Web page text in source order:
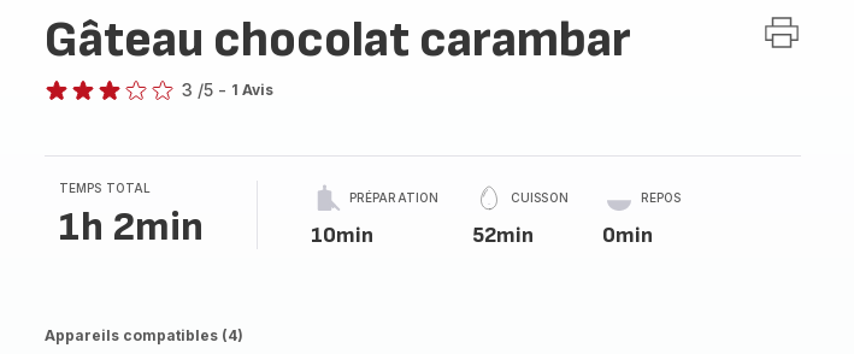
Gâteau chocolat carambar
étoiles
(moyenne)
3 /5 - 1 Avis
TEMPS TOTAL
1h 2min
PRÉPARATION
10min
CUISSON
52min
REPOS
0min
Appareils compatibles (4)